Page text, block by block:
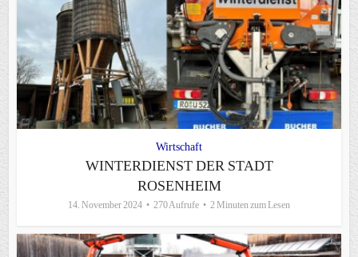
Wirtschaft
WINTERDIENST DER STADT
ROSENHEIM
14. November 2024 270 Aufrufe 2 Minuten zum Lesen